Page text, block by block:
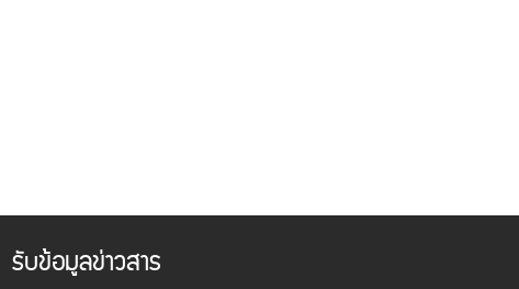
รับข้อมูลข่าวสาร